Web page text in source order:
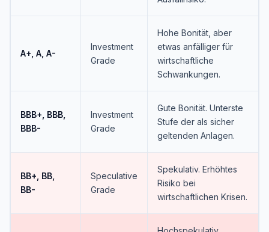
A+, A, A-
Investment
Grade
Hohe Bonität, aber
etwas anfälliger für
wirtschaftliche
Schwankungen.
BBB+, BBB,
BBB-
Investment
Grade
Gute Bonität. Unterste
Stufe der als sicher
geltenden Anlagen.
BB+, BB,
BB-
Speculative
Grade
Spekulativ. Erhöhtes
Risiko bei
wirtschaftlichen Krisen.